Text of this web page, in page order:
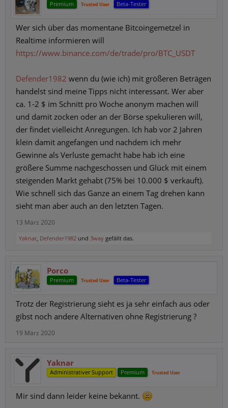
Premium Trusted User Beta-Tester
Wer sich über das momentane Bitcoingemetzel in
Realtime informieren will
https://www.binance.com/de/trade/pro/BTC_USDT
Defender1982 wenn du (wie ich) mit größeren Beträgen
handelst sind meine Tipps nicht interessant. Wer aber
ca. 1-2 $ im Schnitt pro Woche anonym machen will
und damit zocken oder an der Börse spekulieren will,
der findet vielleicht Anregungen. Ich hab vor 2 Jahren
klein damit angefangen und nachdem ich mehr
Gewinne als Verluste gemacht habe hab ich eine
größere Summe nachgeschossen und Glück mit einem
steigenden Markt gehabt (75% bei 10.000 $ verkauft).
Wie schnell sich das Ganze an einem Tag drehen kann
sieht man aber auch an den letzten Tagen.
13 März 2020
Yaknar, Defender1982 und 3way gefällt das.
Porco
Premium Trusted User Beta-Tester
Trotz der Registrierung sieht es ja sehr einfach aus oder
gibst noch andere Alternativen ohne Registrierung ?
19 März 2020
Yaknar
Administrativer Support Premium Trusted User
Mir sind dann leider keine bekannt.